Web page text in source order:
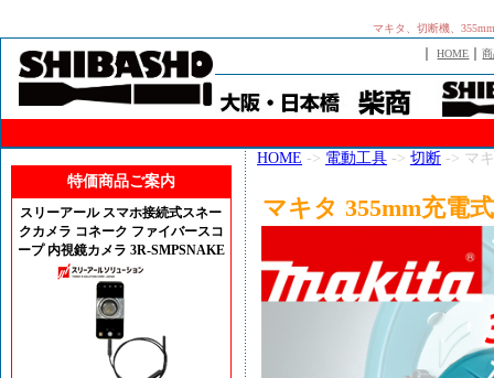
マキタ、切断機、
｜HOME ｜
特価商品ご案内
スリーアール スマホ接続式スネー
クカメラ コネーク ファイバースコ
ープ 内視鏡カメラ 3R-SMPSNAKE
HOME -> 電動工具 -> 切断 -> マ
マキタ 355mm充電